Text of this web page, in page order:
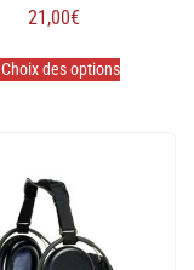
21,00€
Choix des optionsproduit